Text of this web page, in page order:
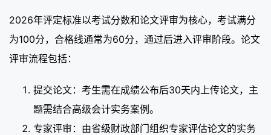
2026年评定标准以考试分数和论文评审为核心，考试满分
为100分，合格线通常为60分，通过后进入评审阶段。论文
评审流程包括：
提交论文：考生需在成绩公布后30天内上传论文，主
题需结合高级会计实务案例。
专家评审：由省级财政部门组织专家评估论文的实务